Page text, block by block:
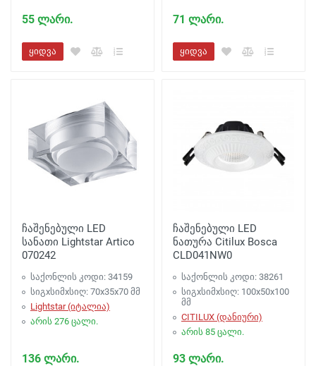
55 ლარი.
ყიდვა
71 ლარი.
ყიდვა
ჩაშენებული LED
სანათი Lightstar Artico
070242
საქონლის კოდი: 34159
სიგxსიმxსიღ: 70x35x70 მმ
Lightstar (იტალია)
არის 276 ცალი.
136 ლარი.
ჩაშენებული LED
ნათურა Citilux Bosca
CLD041NW0
საქონლის კოდი: 38261
სიგxსიმxსიღ: 100x50x100
მმ
CITILUX (დანიური)
არის 85 ცალი.
93 ლარი.